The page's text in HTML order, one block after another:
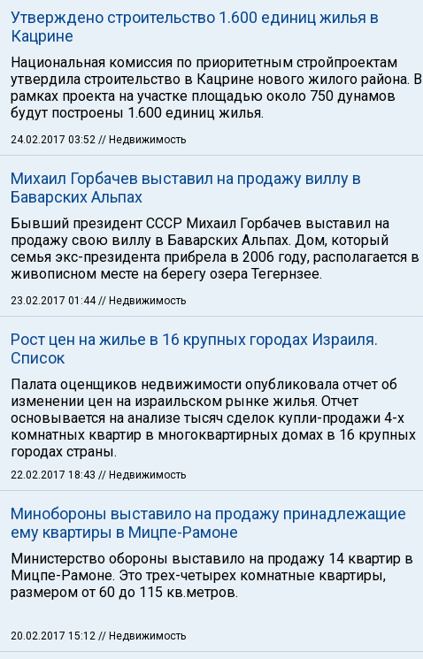
Утверждено строительство 1.600 единиц жилья в
Кацрине
Национальная комиссия по приоритетным стройпроектам
утвердила строительство в Кацрине нового жилого района. В
рамках проекта на участке площадью около 750 дунамов
будут построены 1.600 единиц жилья.
24.02.2017 03:52 // Недвижимость
Михаил Горбачев выставил на продажу виллу в
Баварских Альпах
Бывший президент СССР Михаил Горбачев выставил на
продажу свою виллу в Баварских Альпах. Дом, который
семья экс-президента прибрела в 2006 году, располагается в
живописном месте на берегу озера Тегернзее.
23.02.2017 01:44// Недвижимость
Рост цен на жилье в 16 крупных городах Израиля.
Список
Палата оценщиков недвижимости опубликовала отчет об
изменении цен на израильском рынке жилья. Отчет
основывается на анализе тысяч сделок купли-продажи 4-х
комнатных квартир в многоквартирных домах в 16 крупных
городах страны.
22.02.2017 18:43 // Недвижимость
Минобороны выставило на продажу принадлежащие
ему квартиры в Мицпе-Рамоне
Министерство обороны выставило на продажу 14 квартир в
Мицпе-Рамоне. Это трех-четырех комнатные квартиры,
размером от 60 до 115 кв.метров.
20.02.2017 15:12 // Недвижимость